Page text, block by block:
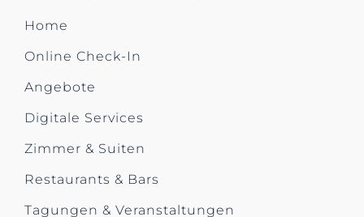
Home
Online Check-In
Angebote
Digitale Services
Zimmer & Suiten
Restaurants & Bars
Tagungen & Veranstaltungen